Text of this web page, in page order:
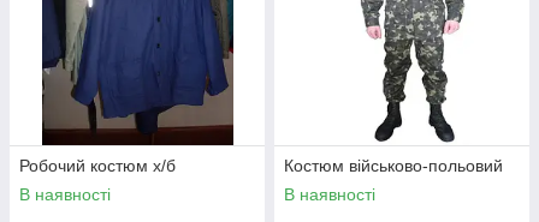
Робочий костюм х/б
В наявності
Костюм військово-польовий
В наявності